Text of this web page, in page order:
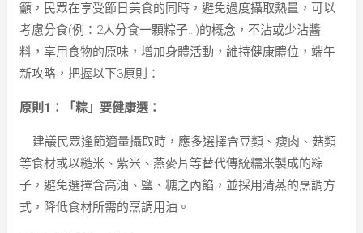
籲，民眾在享受節日美食的同時，避免過度攝取熱量，可以
考慮分食(例：2人分食一顆粽子…)的概念，不沾或少沾醬
料，享用食物的原味，增加身體活動，維持健康體位，端午
新攻略，把握以下3原則：
原則1：「粽」要健康選：
建議民眾逢節適量攝取時，應多選擇含豆類、瘦肉、菇類
等食材或以糙米、紫米、燕麥片等替代傳統糯米製成的粽
子，避免選擇含高油、鹽、糖之內餡，並採用清蒸的烹調方
式，降低食材所需的烹調用油。